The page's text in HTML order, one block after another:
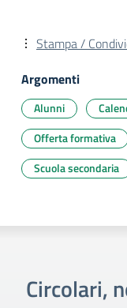
Stampa /
Argomenti
Alunni
Offerta formativa
Scuola secondaria
Circolari,